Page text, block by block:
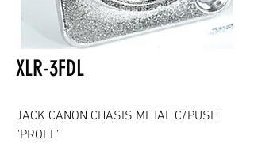
XLR-3FDL
JACK CANON CHASIS METAL C/PUSH
"PROEL"